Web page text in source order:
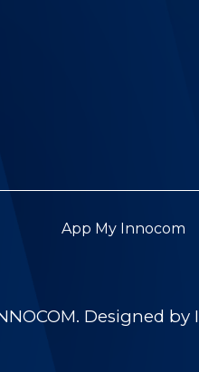
App My Innocom
Designed by